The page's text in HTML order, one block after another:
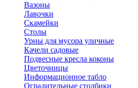
Вазоны
Лавочки
Скамейки
Столы
Урны для мусора уличные
Качели садовые
Подвесные кресла коконы
Цветочницы
Информационное табло
Оградительные столбики